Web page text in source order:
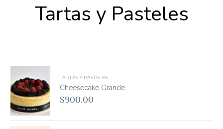
Tartas y Pasteles
TARTAS Y PASTELES
Cheesecake Grande
$900.00